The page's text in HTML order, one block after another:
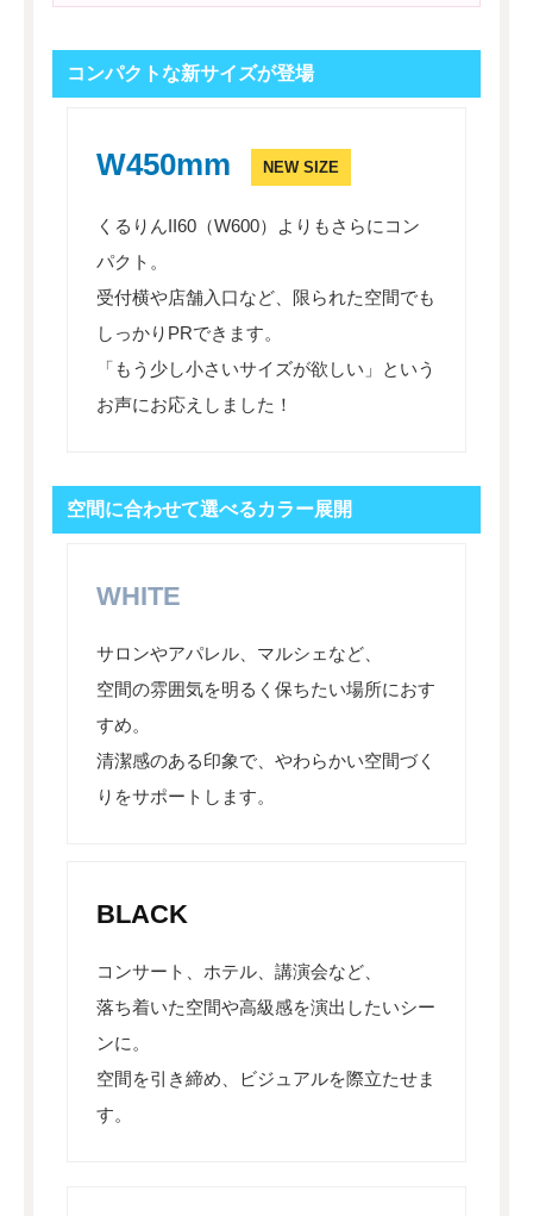
コンパクトな新サイズが登場
W450mm NEW SIZE
くるりんII60（W600）よりもさらにコン
パクト。
受付横や店舗入口など、限られた空間でも
しっかりPRできます。
「もう少し小さいサイズが欲しい」という
お声にお応えしました！
空間に合わせて選べるカラー展開
WHITE
サロンやアパレル、マルシェなど、
空間の雰囲気を明るく保ちたい場所におす
すめ。
清潔感のある印象で、やわらかい空間づく
りをサポートします。
BLACK
コンサート、ホテル、講演会など、
落ち着いた空間や高級感を演出したいシー
ンに。
空間を引き締め、ビジュアルを際立たせま
す。